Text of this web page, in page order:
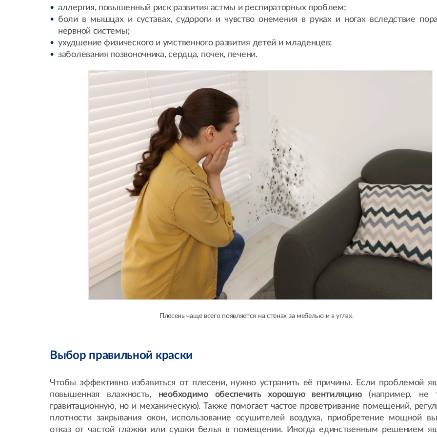
аллергия, повышенный риск развития астмы и респираторных проблем;
боли в мышцах и суставах, судороги и чувство онемения в руках и ногах вследствие
нервной системы;
ухудшение физического и умственного развития детей и младенцев;
заболевания позвоночника, сердца, почек, печени.
Плесень чаще всего появляется на стенах за мебелью и в углах.
Выбор правильной краски
Чтобы эффективно избавиться от плесени, нужно устранить её причины. Если проблемой
повышенная влажность, необходимо обеспечить хорошую вентиляцию(например, не
гравитационную, но и механическую). Также помогает частое проветривание помещений,
плотности закрывания окон, использование осушителей воздуха, приобретение мощной
отказ от частой глажки или сушки белья в помещении. Иногда единственным решением